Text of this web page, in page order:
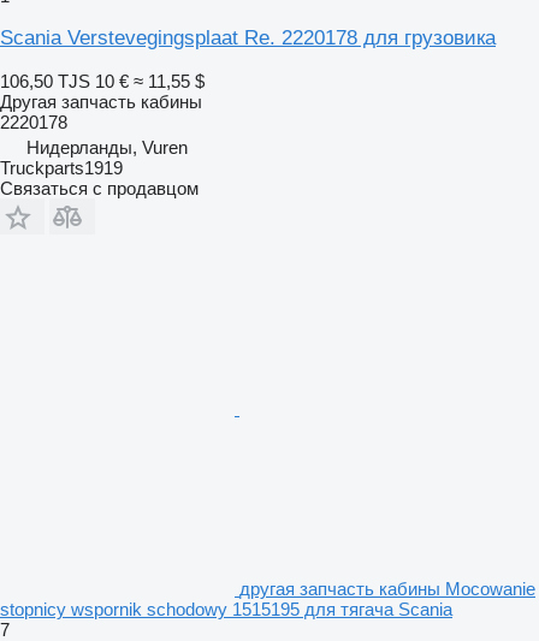
Scania Verstevegingsplaat Re. 2220178 для грузовика
106,50 TJS 10 € ≈ 11,55 $
Другая запчасть кабины
2220178
Нидерланды, Vuren
Truckparts1919
Связаться с продавцом
другая запчасть кабины Mocowanie
stopnicy wspornik schodowy 1515195 для тягача Scania
7